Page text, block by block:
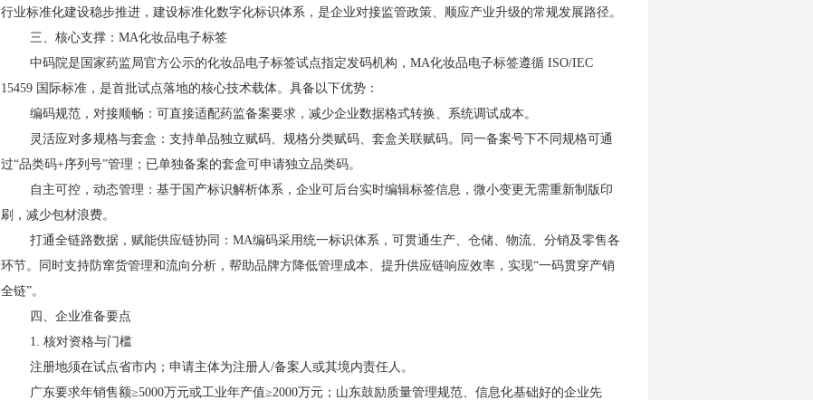
行业标准化建设稳步推进，建设标准化数字化标识体系，是企业对接监管政策、顺应产业升级的常规发展路径。
三、核心支撑：MA化妆品电子标签
中码院是国家药监局官方公示的化妆品电子标签试点指定发码机构，MA化妆品电子标签遵循 ISO/IEC
15459 国际标准，是首批试点落地的核心技术载体。具备以下优势：
编码规范，对接顺畅：可直接适配药监备案要求，减少企业数据格式转换、系统调试成本。
灵活应对多规格与套盒：支持单品独立赋码、规格分类赋码、套盒关联赋码。同一备案号下不同规格可通
过“品类码+序列号”管理；已单独备案的套盒可申请独立品类码。
自主可控，动态管理：基于国产标识解析体系，企业可后台实时编辑标签信息，微小变更无需重新制版印
刷，减少包材浪费。
打通全链路数据，赋能供应链协同：MA编码采用统一标识体系，可贯通生产、仓储、物流、分销及零售各
环节。同时支持防窜货管理和流向分析，帮助品牌方降低管理成本、提升供应链响应效率，实现“一码贯穿产销
全链”。
四、企业准备要点
1. 核对资格与门槛
注册地须在试点省市内；申请主体为注册人/备案人或其境内责任人。
广东要求年销售额≥5000万元或工业年产值≥2000万元；山东鼓励质量管理规范、信息化基础好的企业先